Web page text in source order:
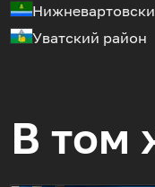
Уватский район
В том